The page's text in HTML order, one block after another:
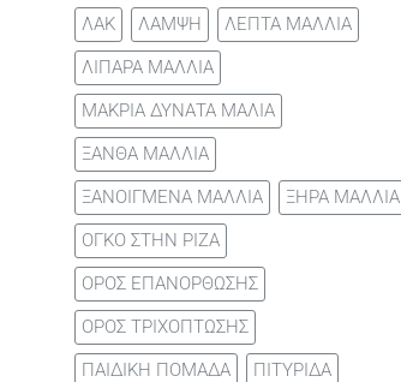
ΛΑΚ
ΛΑΜΨΗ
ΛΕΠΤΑ ΜΑΛΛΙΑ
ΛΙΠΑΡΑ ΜΑΛΛΙΑ
ΜΑΚΡΙΑ ΔΥΝΑΤΑ ΜΑΛΙΑ
ΞΑΝΘΑ ΜΑΛΛΙΑ
ΞΑΝΟΙΓΜΕΝΑ ΜΑΛΛΙΑ
ΞΗΡΑ ΜΑΛΛΙΑ
ΟΓΚΟ ΣΤΗΝ ΡΙΖΑ
ΟΡΟΣ ΕΠΑΝΟΡΘΩΣΗΣ
ΟΡΟΣ ΤΡΙΧΟΠΤΩΣΗΣ
ΠΑΙΔΙΚΗ ΠΟΜΑΔΑ
ΠΙΤΥΡΙΔΑ